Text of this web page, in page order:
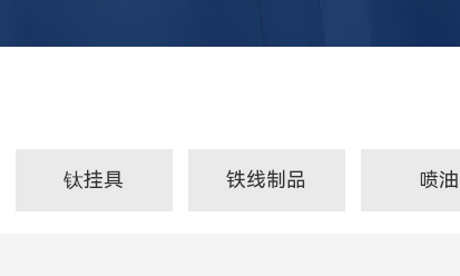
钛挂具 铁线制品 喷油